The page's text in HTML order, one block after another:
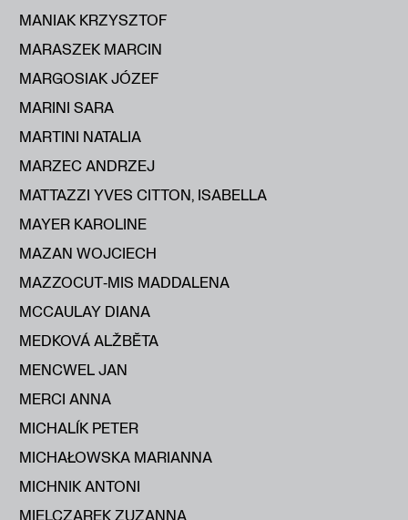
MANIAK KRZYSZTOF
MARASZEK MARCIN
MARGOSIAK JÓZEF
MARINI SARA
MARTINI NATALIA
MARZEC ANDRZEJ
MATTAZZI YVES CITTON, ISABELLA
MAYER KAROLINE
MAZAN WOJCIECH
MAZZOCUT‑MIS MADDALENA
MCCAULAY DIANA
MEDKOVÁ ALŽBĔTA
MENCWEL JAN
MERCI ANNA
MICHALÍK PETER
MICHAŁOWSKA MARIANNA
MICHNIK ANTONI
MIELCZAREK ZUZANNA